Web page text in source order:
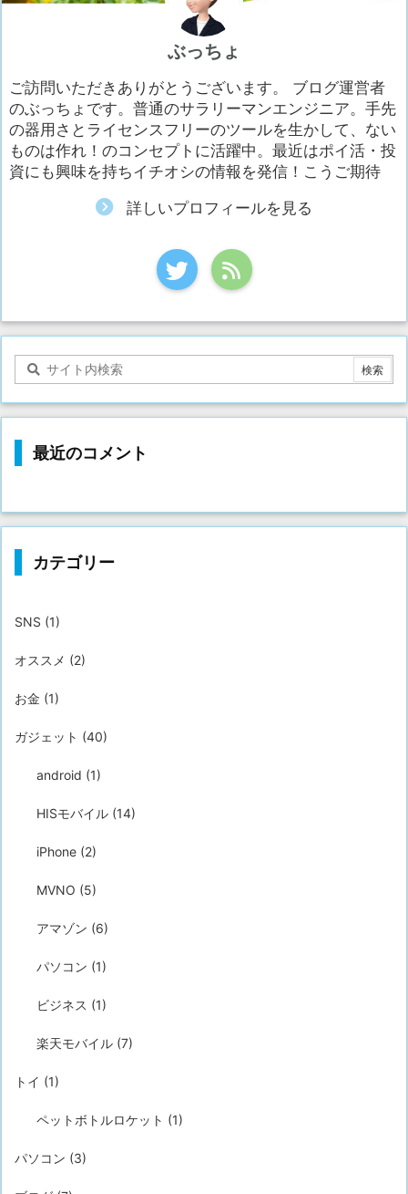
ぶっちょ
ご訪問いただきありがとうございます。 ブログ運営者
のぶっちょです。普通のサラリーマンエンジニア。手先
の器用さとライセンスフリーのツールを生かして、ない
ものは作れ！のコンセプトに活躍中。最近はポイ活・投
資にも興味を持ちイチオシの情報を発信！こうご期待
詳しいプロフィールを見る
最近のコメント
カテゴリー
SNS (1)
オススメ (2)
お金 (1)
ガジェット (40)
android (1)
HISモバイル (14)
iPhone (2)
MVNO (5)
アマゾン (6)
パソコン (1)
ビジネス (1)
楽天モバイル (7)
トイ (1)
ペットボトルロケット (1)
パソコン (3)